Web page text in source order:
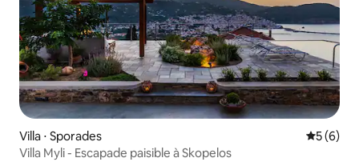
Villa ⋅ Sporades
5 (6)
Villa Myli - Escapade paisible à Skopelos